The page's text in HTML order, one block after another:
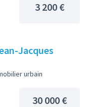
3 200 €
Jacques
urbain
30 000 €